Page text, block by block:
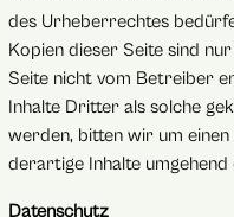
des Urheberrechtes
Kopien dieser Seite sind
Seite nicht vom Betreiber
Inhalte Dritter als solche
werden, bitten wir um
derartige Inhalte umgehend
Datenschutz